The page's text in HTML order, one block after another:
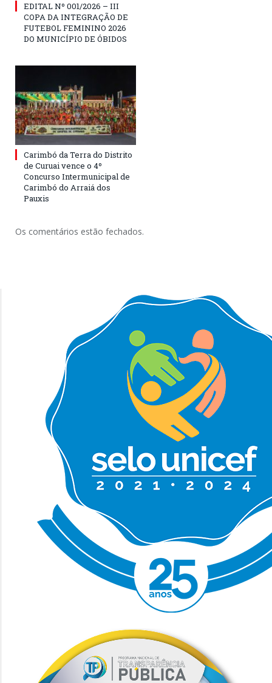
EDITAL Nº 001/2026 – III
COPA DA INTEGRAÇÃO DE
FUTEBOL FEMININO 2026
DO MUNICÍPIO DE ÓBIDOS
Carimbó da Terra do Distrito
de Curuai vence o 4º
Concurso Intermunicipal de
Carimbó do Arraiá dos
Pauxis
Os comentários estão fechados.